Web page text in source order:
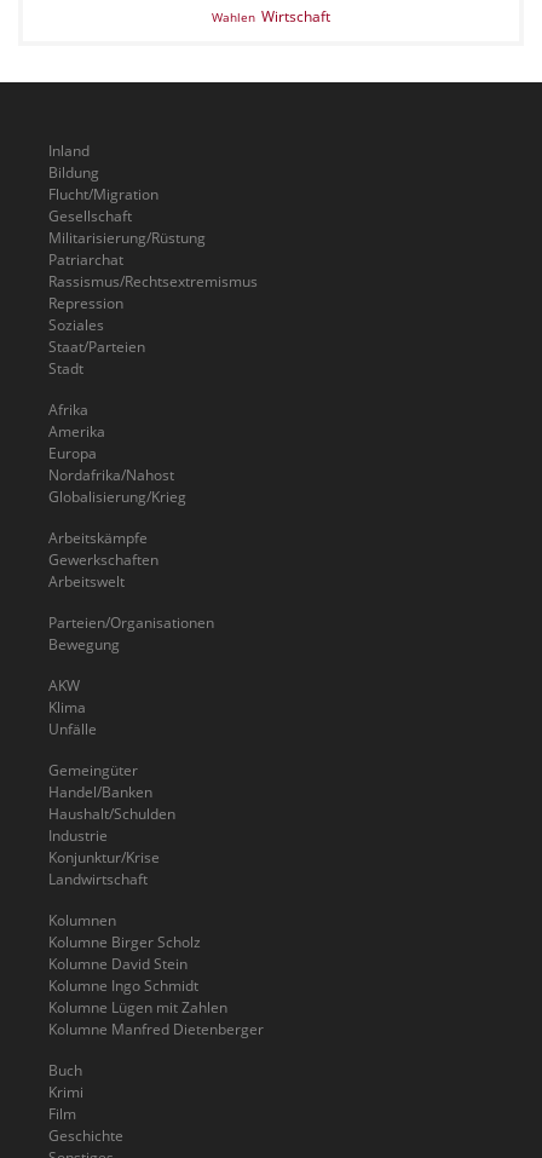
Wahlen Wirtschaft
Inland
Bildung
Flucht/Migration
Gesellschaft
Militarisierung/Rüstung
Patriarchat
Rassismus/Rechtsextremismus
Repression
Soziales
Staat/Parteien
Stadt
Afrika
Amerika
Europa
Nordafrika/Nahost
Globalisierung/Krieg
Arbeitskämpfe
Gewerkschaften
Arbeitswelt
Parteien/Organisationen
Bewegung
AKW
Klima
Unfälle
Gemeingüter
Handel/Banken
Haushalt/Schulden
Industrie
Konjunktur/Krise
Landwirtschaft
Kolumnen
Kolumne Birger Scholz
Kolumne David Stein
Kolumne Ingo Schmidt
Kolumne Lügen mit Zahlen
Kolumne Manfred Dietenberger
Buch
Krimi
Film
Geschichte